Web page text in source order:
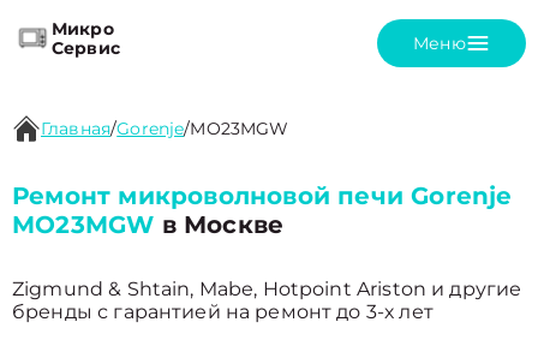
Микро
Сервис
Меню
Главная/Gorenje/MO23MGW
Ремонт микроволновой печи Gorenje
MO23MGW в Москве
Zigmund & Shtain, Mabe, Hotpoint Ariston и другие
бренды с гарантией на ремонт до 3-х лет